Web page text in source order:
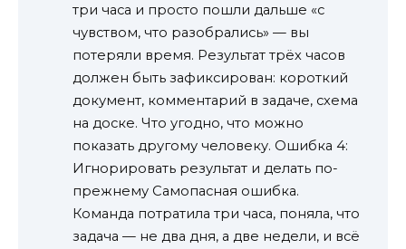
три часа и просто пошли дальше «с
чувством, что разобрались» — вы
потеряли время. Результат трёх часов
должен быть зафиксирован: короткий
документ, комментарий в задаче, схема
на доске. Что угодно, что можно
показать другому человеку. Ошибка 4:
Игнорировать результат и делать по-
прежнему Самопасная ошибка.
Команда потратила три часа, поняла, что
задача — не два дня, а две недели, и всё